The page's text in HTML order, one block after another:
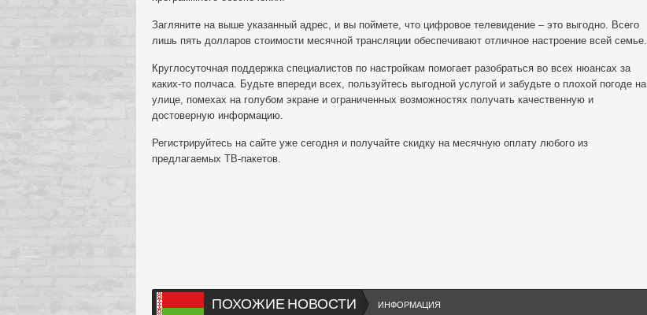
Загляните на выше указанный адрес, и вы поймете, что цифровое телевидение – это выгодно. Всего
лишь пять долларов стоимости месячной трансляции обеспечивают отличное настроение всей семье.
Круглосуточная поддержка специалистов по настройкам помогает разобраться во всех нюансах за
каких-то полчаса. Будьте впереди всех, пользуйтесь выгодной услугой и забудьте о плохой погоде на
улице, помехах на голубом экране и ограниченных возможностях получать качественную и
достоверную информацию.
Регистрируйтесь на сайте уже сегодня и получайте скидку на месячную оплату любого из
предлагаемых ТВ-пакетов.
ПОХОЖИЕ НОВОСТИ ИНФОРМАЦИЯ